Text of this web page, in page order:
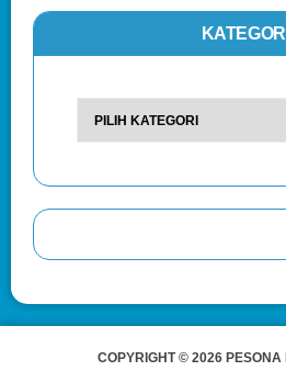
KATEGORI
COPYRIGHT © 2026 PESONA